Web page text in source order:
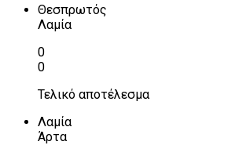
Θεσπρωτός
Λαμία
0
0
Τελικό αποτέλεσμα
Λαμία
Άρτα